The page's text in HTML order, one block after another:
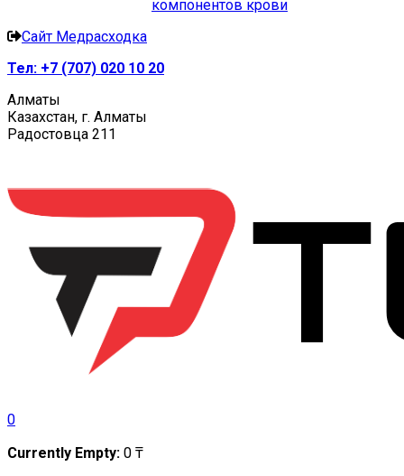
компонентов крови
Сайт Медрасходка
Тел: +7 (707) 020 10 20
Алматы
Казахстан, г. Алматы
Радостовца 211
0
Currently Empty: 0 ₸